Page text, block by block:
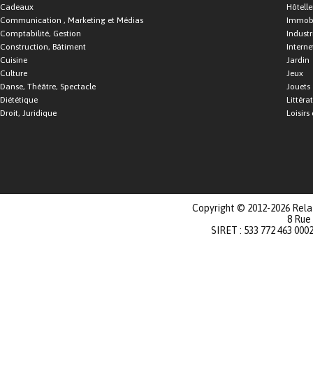
Cadeaux
Communication , Marketing et Médias
Comptabilité, Gestion
Construction, Bâtiment
Cuisine
Culture
Danse, Théâtre, Spectacle
Diététique
Droit, Juridique
Jardin
Jeux
Jouets
Loisirs
Copyright © 2012-2026
8
SIRET : 533 772 463